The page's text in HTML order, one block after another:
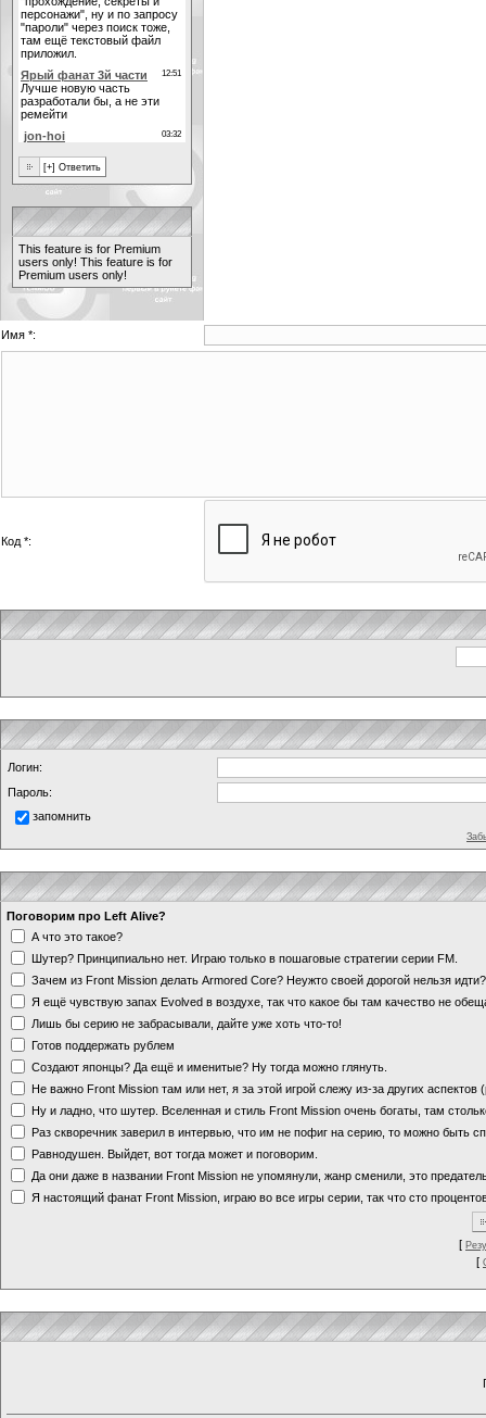
This feature is for Premium
users only! This feature is for
Premium users only!
Имя *:
Код *:
Логин:
Пароль:
запомнить
Поговорим про Left Alive?
А что это такое?
Шутер? Принципиально нет. Играю только в пошаговые стратегии серии FM.
Зачем из Front Mission делать Armored Core? Неужто своей дорогой нельзя
Я ещё чувствую запах Evolved в воздухе, так что какое бы там качество не
Лишь бы серию не забрасывали, дайте уже хоть что-то!
Готов поддержать рублем
Создают японцы? Да ещё и именитые? Ну тогда можно глянуть.
Не важно Front Mission там или нет, я за этой игрой слежу из-за других аспектов
Ну и ладно, что шутер. Вселенная и стиль Front Mission очень богаты, там
Раз скворечник заверил в интервью, что им не пофиг на серию, то можно быть
Равнодушен. Выйдет, вот тогда может и поговорим.
Да они даже в названии Front Mission не упомянули, жанр сменили, это
Я настоящий фанат Front Mission, играю во все игры серии, так что сто
[
[